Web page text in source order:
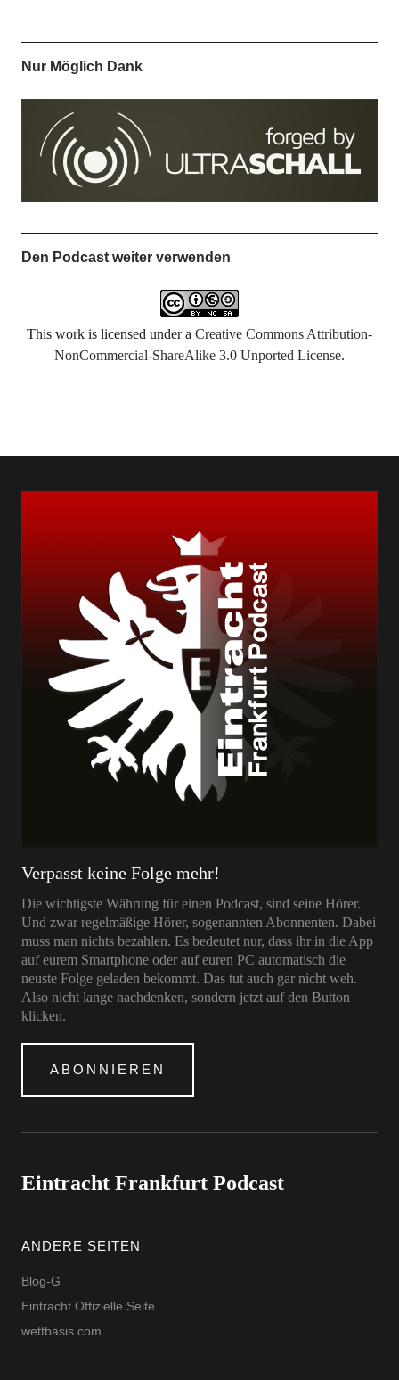
Nur Möglich Dank
Den Podcast weiter verwenden
This work is licensed under a Creative Commons Attribution-
NonCommercial-ShareAlike 3.0 Unported License.
Verpasst keine Folge mehr!
Die wichtigste Währung für einen Podcast, sind seine Hörer.
Und zwar regelmäßige Hörer, sogenannten Abonnenten. Dabei
muss man nichts bezahlen. Es bedeutet nur, dass ihr in die App
auf eurem Smartphone oder auf euren PC automatisch die
neuste Folge geladen bekommt. Das tut auch gar nicht weh.
Also nicht lange nachdenken, sondern jetzt auf den Button
klicken.
ABONNIEREN
Eintracht Frankfurt Podcast
ANDERE SEITEN
Blog-G
Eintracht Offizielle Seite
wettbasis.com